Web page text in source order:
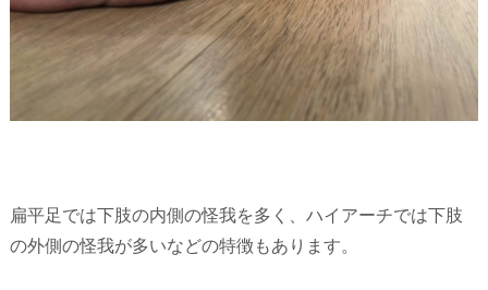
扁平足では下肢の内側の怪我を多く、ハイアーチでは下肢
の外側の怪我が多いなどの特徴もあります。